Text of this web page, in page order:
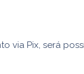
via Pix, será